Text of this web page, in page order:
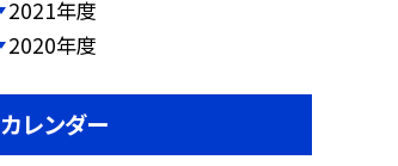
2021年度
2020年度
カレンダー